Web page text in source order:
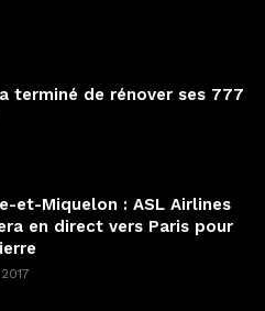
terminé de rénover ses 777
et-Miquelon : ASL Airlines
en direct vers Paris pour